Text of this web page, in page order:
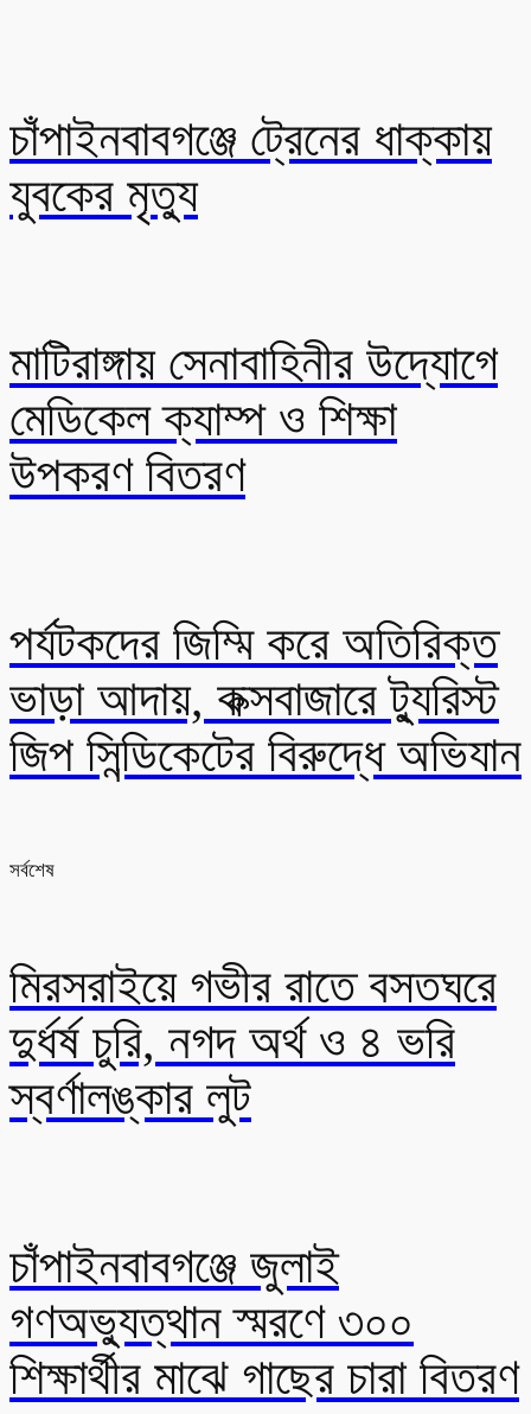
চাঁপাইনবাবগঞ্জে ট্রেনের ধাক্কায়
যুবকের মৃত্যু
মাটিরাঙ্গায় সেনাবাহিনীর উদ্যোগে
মেডিকেল ক্যাম্প ও শিক্ষা
উপকরণ বিতরণ
পর্যটকদের জিম্মি করে অতিরিক্ত
ভাড়া আদায়, কক্সবাজারে ট্যুরিস্ট
জিপ সিন্ডিকেটের বিরুদ্ধে অভিযান
সর্বশেষ
মিরসরাইয়ে গভীর রাতে বসতঘরে
দুর্ধর্ষ চুরি, নগদ অর্থ ও ৪ ভরি
স্বর্ণালঙ্কার লুট
চাঁপাইনবাবগঞ্জে জুলাই
গণঅভ্যুত্থান স্মরণে ৩০০
শিক্ষার্থীর মাঝে গাছের চারা বিতরণ